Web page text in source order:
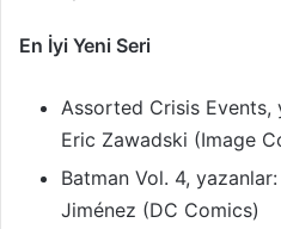
En İyi Yeni Seri
Assorted Crisis Events,
Eric Zawadski (Image
Batman Vol. 4,
Jiménez (DC Comics)